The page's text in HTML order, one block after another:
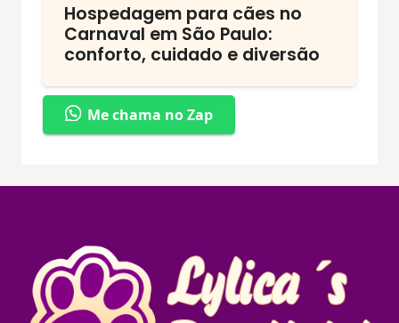
Hospedagem para cães no
Carnaval em São Paulo:
conforto, cuidado e diversão
Me chama no Zap